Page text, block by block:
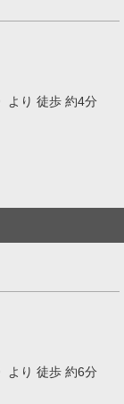
より 徒歩 約4分
より 徒歩 約6分